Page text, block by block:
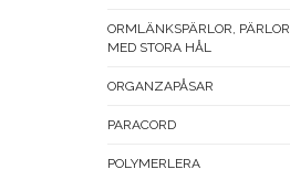
ORMLÄNKSPÄRLOR, PÄRLOR
MED STORA HÅL
ORGANZAPÅSAR
PARACORD
POLYMERLERA